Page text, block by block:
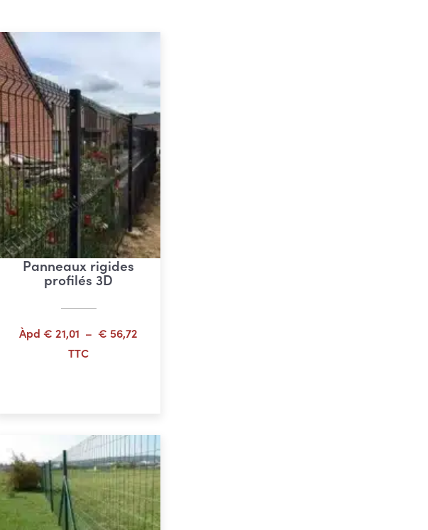
Panneaux rigides
profilés 3D
Àpd€ 21,01 – € 56,72
€ 56,72
TTC